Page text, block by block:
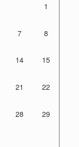
1
7 8
14 15
21 22
28 29